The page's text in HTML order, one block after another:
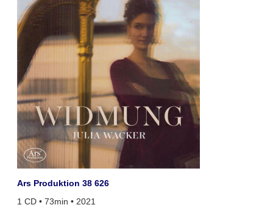
Ars Produktion 38 626
1 CD • 73min • 2021